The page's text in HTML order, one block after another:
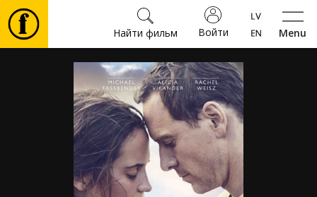
Menu
Войти
Найти фильм
Фильмы
Билеты
Культура
Мероприятия